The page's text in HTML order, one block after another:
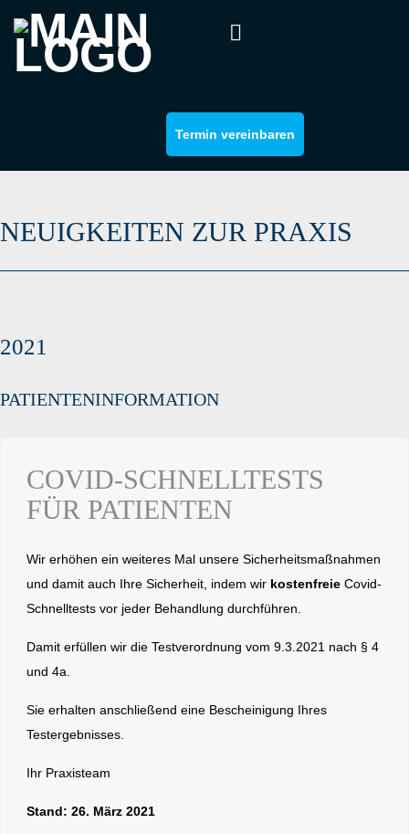
Termin vereinbaren
NEUIGKEITEN ZUR PRAXIS
2021
PATIENTENINFORMATION
COVID-SCHNELLTESTS
FÜR PATIENTEN
Wir erhöhen ein weiteres Mal unsere Sicherheitsmaßnahmen
und damit auch Ihre Sicherheit, indem wir kostenfreie Covid-
Schnelltests vor jeder Behandlung durchführen.
Damit erfüllen wir die Testverordnung vom 9.3.2021 nach § 4
und 4a.
Sie erhalten anschließend eine Bescheinigung Ihres
Testergebnisses.
Ihr Praxisteam
Stand: 26. März 2021